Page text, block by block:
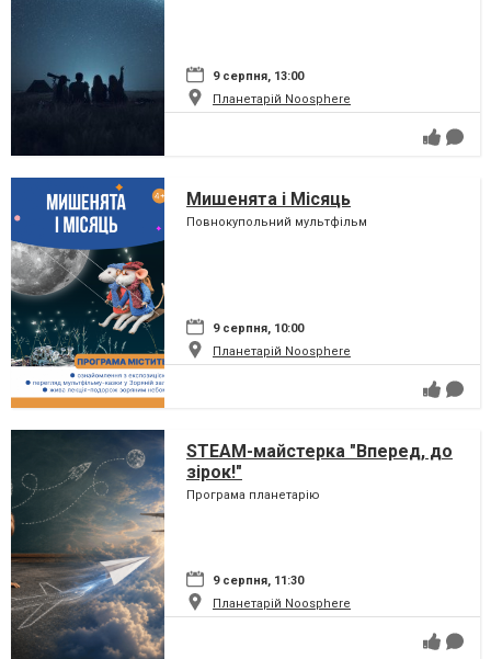
9 серпня, 13:00
Планетарій Noosphere
Мишенята і Місяць
Повнокупольний мультфільм
9 серпня, 10:00
Планетарій Noosphere
STEAM-майстерка "Вперед, до
зірок!"
Програма планетарію
9 серпня, 11:30
Планетарій Noosphere